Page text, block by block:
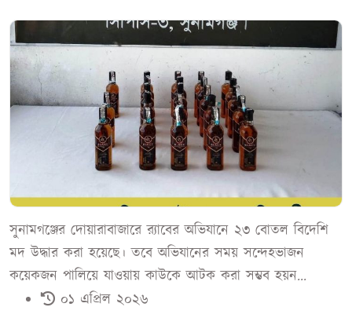
সুনামগঞ্জের দোয়ারাবাজারে র‌্যাবের অভিযানে ২৩ বোতল বিদেশি
মদ উদ্ধার করা হয়েছে। তবে অভিযানের সময় সন্দেহভাজন
কয়েকজন পালিয়ে যাওয়ায় কাউকে আটক করা সম্ভব হয়ন...
০১ এপ্রিল ২০২৬